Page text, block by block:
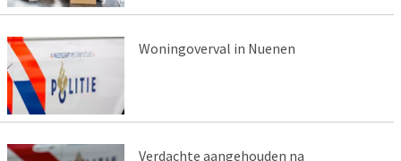
Woningoverval in Nuenen
Verdachte aangehouden na